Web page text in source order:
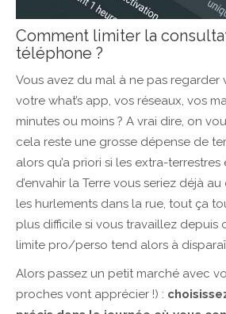
Comment limiter la
téléphone ?
Vous avez du mal à ne pas regarder
votre what’s app, vos réseaux, vos
minutes ou moins ? A vrai dire, on
cela reste une grosse dépense de
alors qu’a priori si les extra-
d’envahir la Terre vous seriez déjà
les hurlements dans la rue, tout ça
plus difficile si vous travaillez depuis
limite pro/perso tend alors à
Alors passez un petit marché avec
proches vont apprécier !) :